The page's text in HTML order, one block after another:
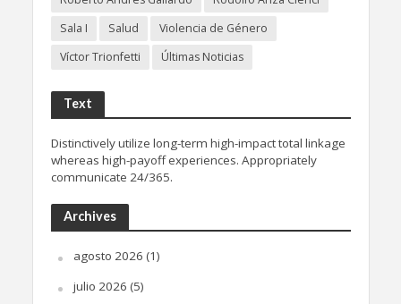
Sala I
Salud
Violencia de Género
Víctor Trionfetti
Últimas Noticias
Text
Distinctively utilize long-term high-impact total linkage
whereas high-payoff experiences. Appropriately
communicate 24/365.
Archives
agosto 2026 (1)
julio 2026 (5)